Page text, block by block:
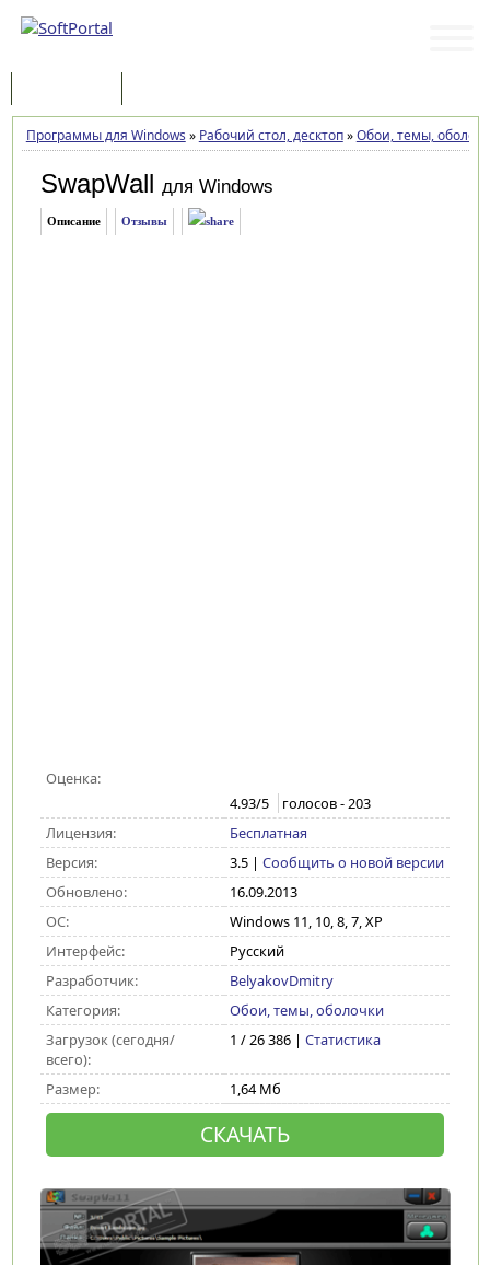
Программы для Windows » Рабочий стол, десктоп»Обои, темы,
SwapWall для Windows
Описание Отзывы
Оценка:
4.93/5 голосов -203
Лицензия:
Бесплатная
Версия:
3.5| Сообщить о новой версии
Обновлено:
16.09.2013
ОС:
Windows 11, 10, 8, 7, XP
Интерфейс:
Русский
Разработчик:
BelyakovDmitry
Категория:
Обои, темы, оболочки
Загрузок (сегодня/
всего):
1 / 26 386 | Статистика
Размер: 1,64 Мб
СКАЧАТЬ